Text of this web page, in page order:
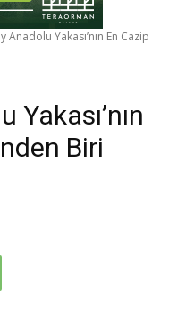
Anadolu Yakası’nın En Cazip
Biri